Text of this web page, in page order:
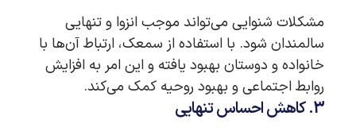
مشکلات شنوایی می‌تواند موجب انزوا و تنهایی
سالمندان شود. با استفاده از سمعک، ارتباط آن‌ها با
خانواده و دوستان بهبود یافته و این امر به افزایش
روابط اجتماعی و بهبود روحیه کمک می‌کند.
3. کاهش احساس تنهایی